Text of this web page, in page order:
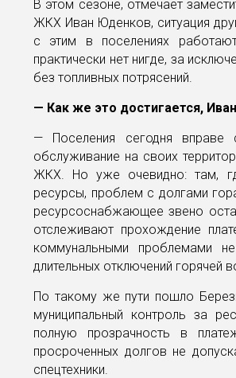
В этом сезоне, отмечает
ЖКХ Иван Юденков, ситуация
с этим в поселениях
практически нет нигде, за
без топливных потрясений.
— Как же это достигается,
— Поселения сегодня вправе
обслуживание на своих
ЖКХ. Но уже очевидно: там,
ресурсы, проблем с долгами
ресурсоснабжающее звено
отслеживают прохождение
коммунальными проблемами
длительных отключений горячей
По такому же пути пошло
муниципальный контроль за
полную прозрачность в
просроченных долгов не
спецтехники.